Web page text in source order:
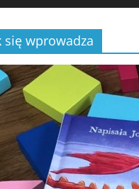
się wprowadza